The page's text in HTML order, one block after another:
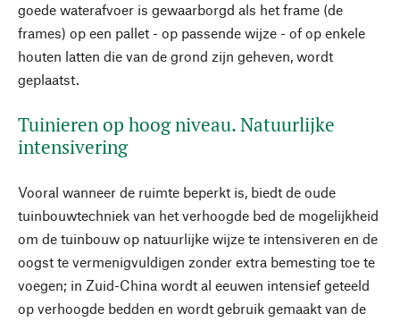
goede waterafvoer is gewaarborgd als het frame (de
frames) op een pallet - op passende wijze - of op enkele
houten latten die van de grond zijn geheven, wordt
geplaatst.
Tuinieren op hoog niveau. Natuurlijke
intensivering
Vooral wanneer de ruimte beperkt is, biedt de oude
tuinbouwtechniek van het verhoogde bed de mogelijkheid
om de tuinbouw op natuurlijke wijze te intensiveren en de
oogst te vermenigvuldigen zonder extra bemesting toe te
voegen; in Zuid-China wordt al eeuwen intensief geteeld
op verhoogde bedden en wordt gebruik gemaakt van de